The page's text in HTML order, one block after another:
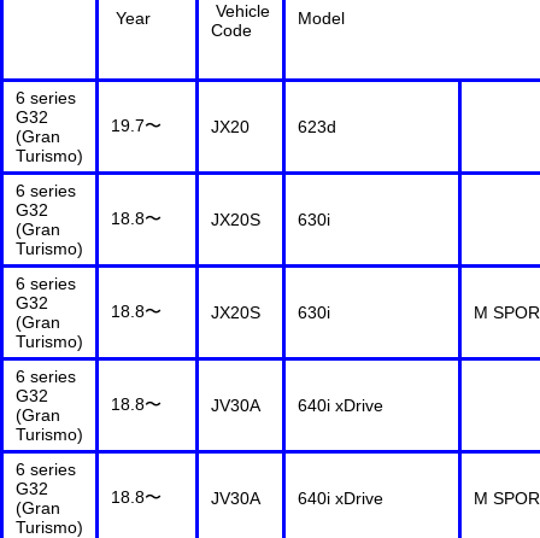
Year
Vehicle
Code
Model
6 series
G32
(Gran
Turismo)
19.7〜 JX20 623d
6 series
G32
(Gran
Turismo)
18.8〜 JX20S 630i
6 series
G32
(Gran
Turismo)
18.8〜 JX20S 630i M
6 series
G32
(Gran
Turismo)
18.8〜 JV30A 640i xDrive
6 series
G32
(Gran
Turismo)
18.8〜 JV30A 640i xDrive M